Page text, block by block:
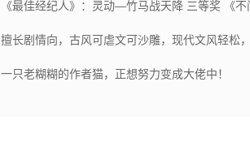
《最佳经纪人》：灵动—竹马战天降 三等奖 《
擅长剧情向，古风可虐文可沙雕，现代文风轻松
一只老糊糊的作者猫，正想努力变成大佬中！